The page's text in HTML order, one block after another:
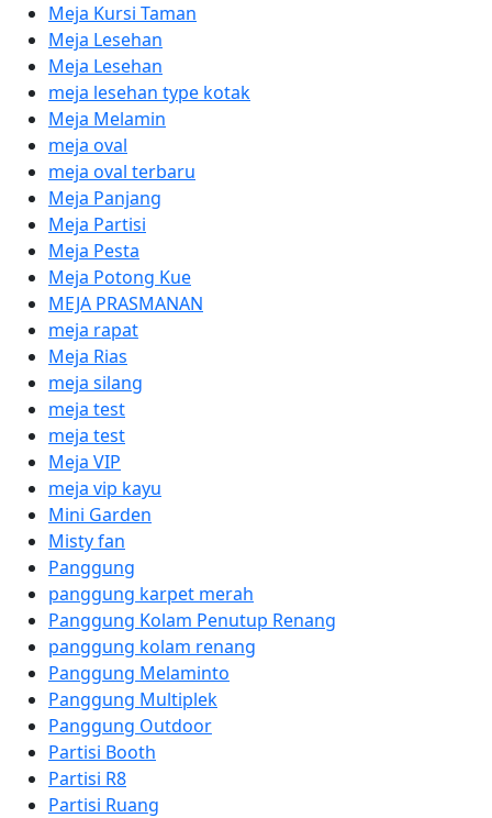
Meja Kursi Taman
Meja Lesehan
Meja Lesehan
meja lesehan type kotak
Meja Melamin
meja oval
meja oval terbaru
Meja Panjang
Meja Partisi
Meja Pesta
Meja Potong Kue
MEJA PRASMANAN
meja rapat
Meja Rias
meja silang
meja test
meja test
Meja VIP
meja vip kayu
Mini Garden
Misty fan
Panggung
panggung karpet merah
Panggung Kolam Penutup Renang
panggung kolam renang
Panggung Melaminto
Panggung Multiplek
Panggung Outdoor
Partisi Booth
Partisi R8
Partisi Ruang